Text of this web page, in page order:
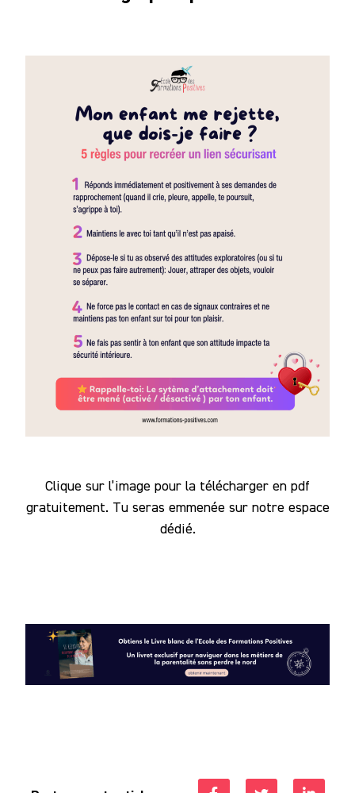
Clique sur l’image pour la télécharger en pdf
gratuitement. Tu seras emmenée sur notre espace
dédié.